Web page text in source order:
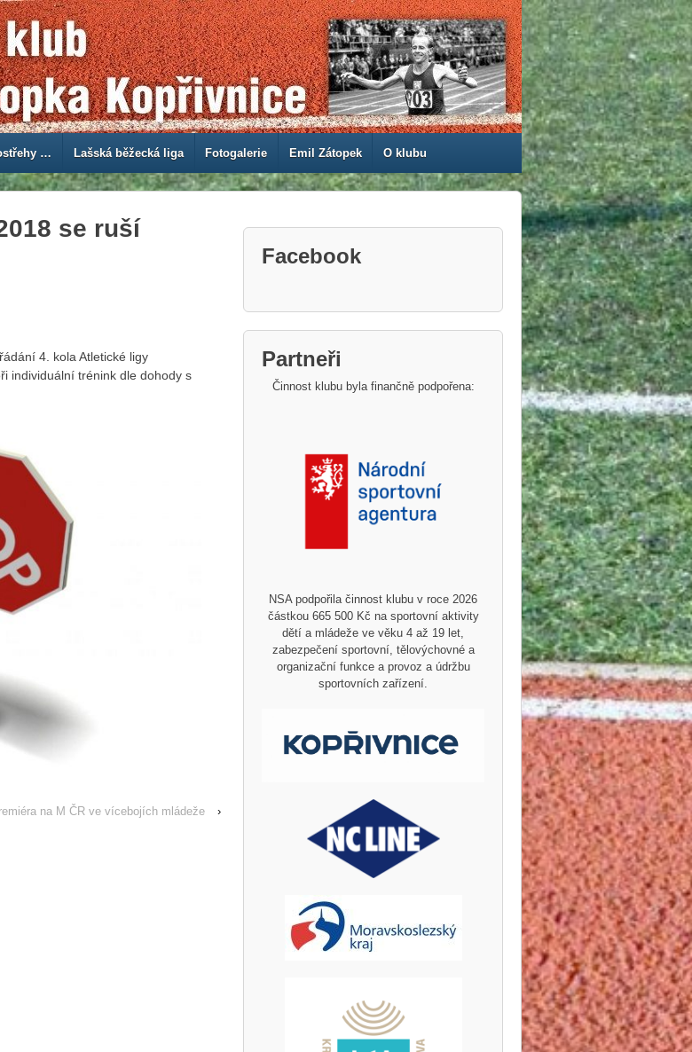
… Lašská běžecká liga Fotogalerie Emil Zátopek O klubu
se ruší
4. kola Atletické ligy
individuální trénink dle dohody s
na M ČR ve vícebojích mládeže ›
Facebook
Partneři
Činnost klubu byla finančně podpořena:
NSA podpořila činnost klubu v roce 2026
částkou 665 500 Kč na sportovní aktivity
dětí a mládeže ve věku 4 až 19 let,
zabezpečení sportovní, tělovýchovné a
organizační funkce a provoz a údržbu
sportovních zařízení.